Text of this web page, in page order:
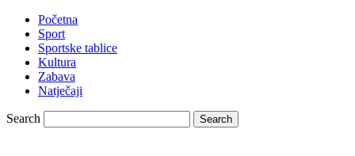
Početna
Sport
Sportske tablice
Kultura
Zabava
Natječaji
Search